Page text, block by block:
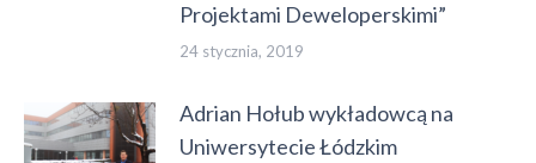
Projektami Deweloperskimi”
24 stycznia, 2019
Adrian Hołub wykładowcą na
Uniwersytecie Łódzkim